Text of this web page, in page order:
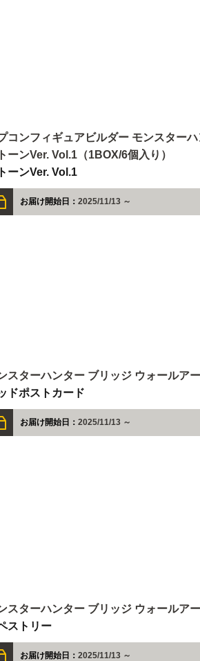
コンフィギュアビルダー モンスター
ーンVer. Vol.1（1BOX/6個入り）
ーンVer. Vol.1
お届け開始日： 2025/11/13 ～
スターハンター ブリッジ ウォールア
ドポストカード
お届け開始日： 2025/11/13 ～
スターハンター ブリッジ ウォールア
ストリー
お届け開始日： 2025/11/13 ～